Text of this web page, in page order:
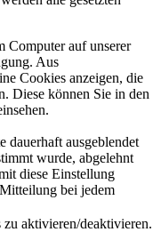
Computer auf unserer
Aus
Cookies anzeigen, die
Diese können Sie in den
dauerhaft ausgeblendet
wurde, abgelehnt
diese Einstellung
bei jedem
aktivieren/deaktivieren.